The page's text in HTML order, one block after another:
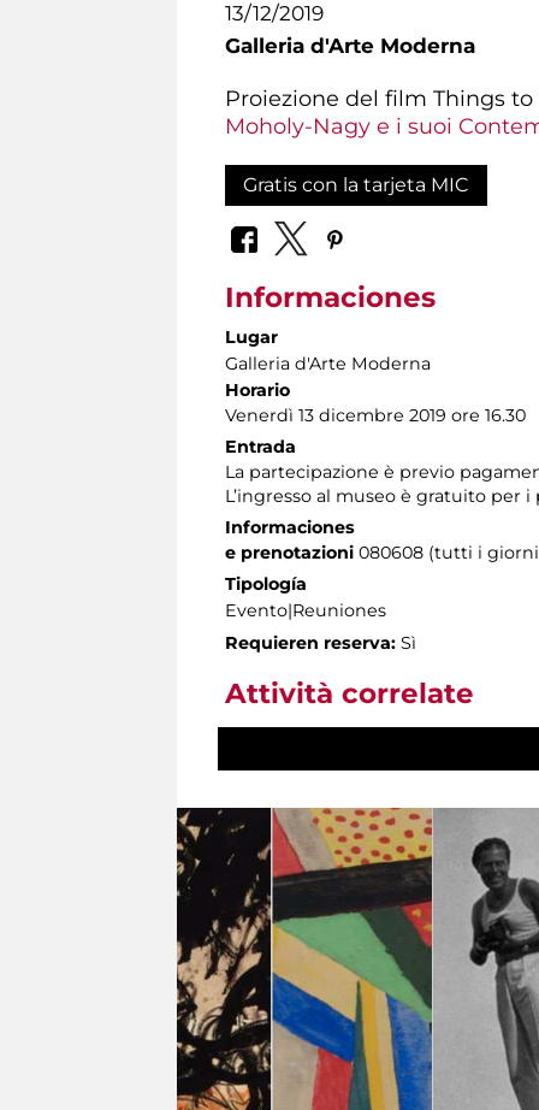
13/12/2019
Galleria d'Arte Moderna
Proiezione del film Things
Moholy-Nagy e i suoi
Gratis con la tarjeta MIC
Informaciones
Lugar
Galleria d'Arte Moderna
Horario
Venerdì 13 dicembre 2019 ore 16.30
Entrada
La partecipazione è previo
L’ingresso al museo è gratuito per i
Informaciones
e prenotazioni 080608 (tutti i giorni
Tipología
Evento|Reuniones
Requieren reserva: Sì
Attività correlate